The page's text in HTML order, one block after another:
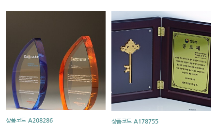
상품코드 A208286 상품코드 A178755